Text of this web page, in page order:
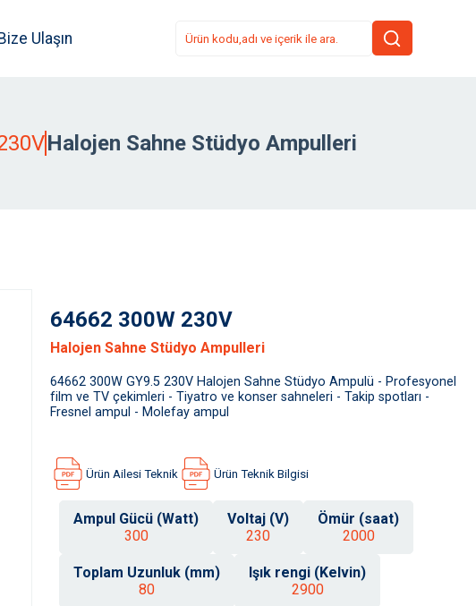
Bize Ulaşın
Halojen Sahne Stüdyo Ampulleri
64662 300W 230V
Halojen Sahne Stüdyo Ampulleri
64662 300W GY9.5 230V Halojen Sahne Stüdyo Ampulü - Profesyonel
film ve TV çekimleri - Tiyatro ve konser sahneleri - Takip spotları -
Fresnel ampul - Molefay ampul
Ürün Ailesi Teknik Ürün Teknik Bilgisi
Ampul Gücü (Watt)
300
Voltaj (V)
230
Ömür (saat)
2000
Toplam Uzunluk (mm)
80
Işık rengi (Kelvin)
2900